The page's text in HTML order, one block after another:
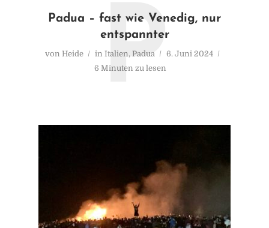
Padua – fast wie Venedig, nur
entspannter
von Heide in Italien, Padua
6. Juni 2024
6 Minuten zu lesen
P